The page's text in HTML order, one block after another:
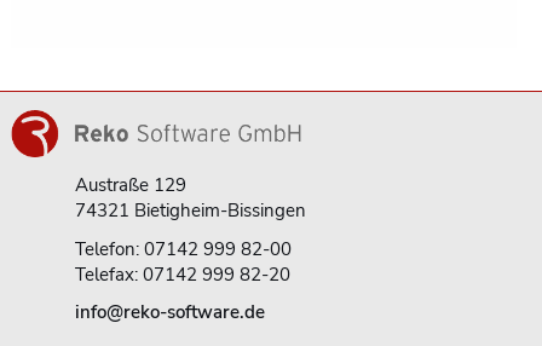
Austraße 129
74321 Bietigheim-Bissingen
Telefon: 07142 999 82-00
Telefax: 07142 999 82-20
info@reko-software.de